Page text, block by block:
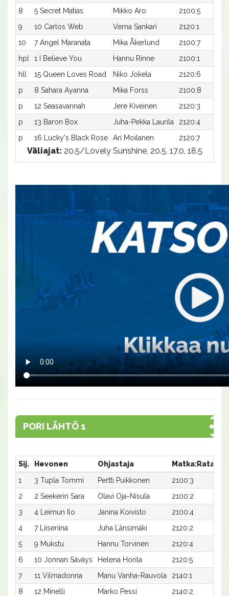
8
5 Secret Matias Mikko Aro 2100:5
9
10 Carlos Web Verna Sankari 2120:1
10
7 Angel Maranata Mika Åkerlund 2100:7
hpl
1 I Believe You Hannu Rinne 2100:1
hll
15 Queen Loves Road Niko Jokela 2120:6
p
8 Sahara Ayanna Mika Forss 2100:8
p
12 Seasavannah Jere Kiveinen 2120:3
p
13 Baron Box Juha-Pekka Laurila 2120:4
p
16 Lucky's Black Rose Ari Moilanen 2120:7
Väliajat: 20.5/Lovely Sunshine, 20.5, 17.0, 18.5
PORI LÄHTÖ 1
Sij. Hevonen Ohjastaja Matka:Rata
1
3 Tupla Tommi Pertti Puikkonen 2100:3
2
2 Seekerin Sara Olavi Oja-Nisula 2100:2
3
4 Leimun Ilo Janina Koivisto 2100:4
4
7 Liiseriina Juha Länsimäki 2120:2
5
9 Mukstu Hannu Torvinen 2120:4
6
10 Jonnan Säväys Helena Horila 2120:5
7
11 Vilmadonna Manu Vanha-Rauvola 2140:1
8
12 Minelli Marko Pessi 2140:2